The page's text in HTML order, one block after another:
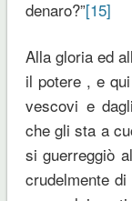
denaro?”[15]
Alla gloria ed
il potere , e
vescovi e
che gli sta a
si guerreggiò
crudelmente